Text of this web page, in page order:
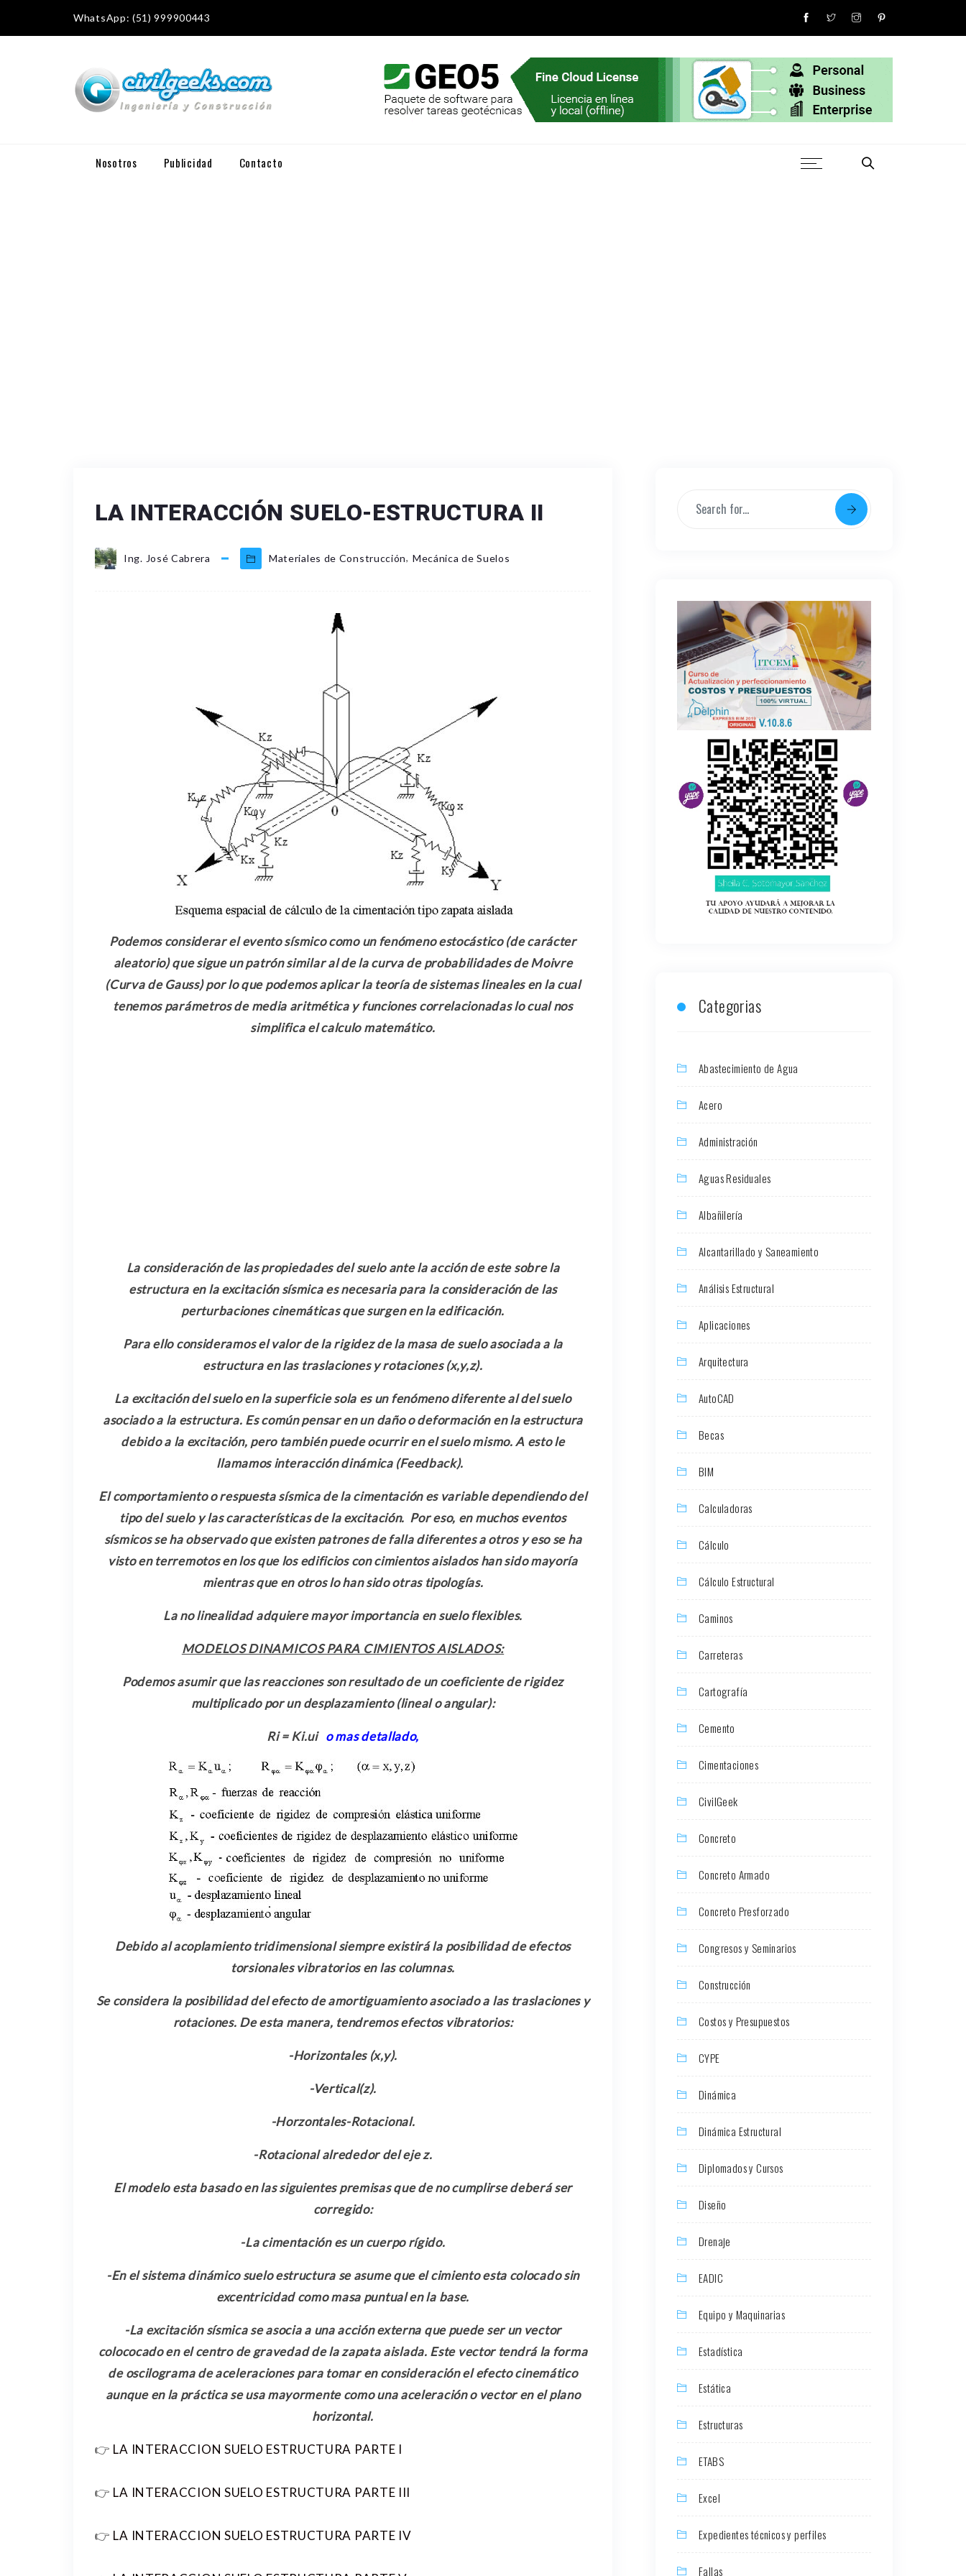
WhatsApp: (51) 999900443
Nosotros Publicidad Contacto
LA INTERACCIÓN SUELO-ESTRUCTURA II
Ing. José Cabrera Materiales de Construcción, Mecánica de Suelos
Podemos considerar el evento sísmico como un fenómeno estocástico (de carácter
aleatorio) que sigue un patrón similar al de la curva de probabilidades de Moivre
(Curva de Gauss) por lo que podemos aplicar la teoría de sistemas lineales en la cual
tenemos parámetros de media aritmética y funciones correlacionadas lo cual nos
simplifica el calculo matemático.
La consideración de las propiedades del suelo ante la acción de este sobre la
estructura en la excitación sísmica es necesaria para la consideración de las
perturbaciones cinemáticas que surgen en la edificación.
Para ello consideramos el valor de la rigidez de la masa de suelo asociada a la
estructura en las traslaciones y rotaciones (x,y,z).
La excitación del suelo en la superficie sola es un fenómeno diferente al del suelo
asociado a la estructura. Es común pensar en un daño o deformación en la estructura
debido a la excitación, pero también puede ocurrir en el suelo mismo. A esto le
llamamos interacción dinámica (Feedback).
El comportamiento o respuesta sísmica de la cimentación es variable dependiendo del
tipo del suelo y las características de la excitación. Por eso, en muchos eventos
sísmicos se ha observado que existen patrones de falla diferentes a otros y eso se ha
visto en terremotos en los que los edificios con cimientos aislados han sido mayoría
mientras que en otros lo han sido otras tipologías.
La no linealidad adquiere mayor importancia en suelo flexibles.
MODELOS DINAMICOS PARA CIMIENTOS AISLADOS:
Podemos asumir que las reacciones son resultado de un coeficiente de rigidez
multiplicado por un desplazamiento (lineal o angular):
Ri = Ki.ui o mas detallado,
Debido al acoplamiento tridimensional siempre existirá la posibilidad de efectos
torsionales vibratorios en las columnas.
Se considera la posibilidad del efecto de amortiguamiento asociado a las traslaciones y
rotaciones. De esta manera, tendremos efectos vibratorios:
-Horizontales (x,y).
-Vertical(z).
-Horzontales-Rotacional.
-Rotacional alrededor del eje z.
El modelo esta basado en las siguientes premisas que de no cumplirse deberá ser
corregido:
-La cimentación es un cuerpo rígido.
-En el sistema dinámico suelo estructura se asume que el cimiento esta colocado sin
excentricidad como masa puntual en la base.
-La excitación sísmica se asocia a una acción externa que puede ser un vector
colococado en el centro de gravedad de la zapata aislada. Este vector tendrá la forma
de oscilograma de aceleraciones para tomar en consideración el efecto cinemático
aunque en la práctica se usa mayormente como una aceleración o vector en el plano
horizontal.
👉 LA INTERACCION SUELO ESTRUCTURA PARTE I
👉 LA INTERACCION SUELO ESTRUCTURA PARTE III
👉 LA INTERACCION SUELO ESTRUCTURA PARTE IV
Categorias
Abastecimiento de Agua
Acero
Administración
Aguas Residuales
Albañilería
Alcantarillado y Saneamiento
Análisis Estructural
Aplicaciones
Arquitectura
AutoCAD
Becas
BIM
Calculadoras
Cálculo
Cálculo Estructural
Caminos
Carreteras
Cartografía
Cemento
Cimentaciones
CivilGeek
Concreto
Concreto Armado
Concreto Presforzado
Congresos y Seminarios
Construcción
Costos y Presupuestos
CYPE
Dinámica
Dinámica Estructural
Diplomados y Cursos
Diseño
Drenaje
EADIC
Equipo y Maquinarias
Estadística
Estática
Estructuras
ETABS
Excel
Expedientes técnicos y perfiles
Fallas